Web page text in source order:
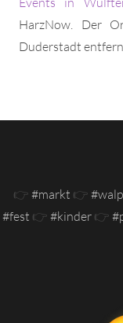
HarzNow. Der
Duderstadt
👉 #markt 👉
#fest 👉 #kinder👉